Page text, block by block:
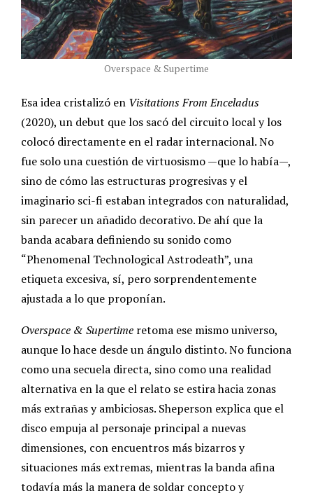
Overspace & Supertime
Esa idea cristalizó en Visitations From Enceladus
(2020), un debut que los sacó del circuito local y los
colocó directamente en el radar internacional. No
fue solo una cuestión de virtuosismo —que lo había—,
sino de cómo las estructuras progresivas y el
imaginario sci-fi estaban integrados con naturalidad,
sin parecer un añadido decorativo. De ahí que la
banda acabara definiendo su sonido como
“Phenomenal Technological Astrodeath”, una
etiqueta excesiva, sí, pero sorprendentemente
ajustada a lo que proponían.
Overspace & Supertime retoma ese mismo universo,
aunque lo hace desde un ángulo distinto. No funciona
como una secuela directa, sino como una realidad
alternativa en la que el relato se estira hacia zonas
más extrañas y ambiciosas. Sheperson explica que el
disco empuja al personaje principal a nuevas
dimensiones, con encuentros más bizarros y
situaciones más extremas, mientras la banda afina
todavía más la manera de soldar concepto y